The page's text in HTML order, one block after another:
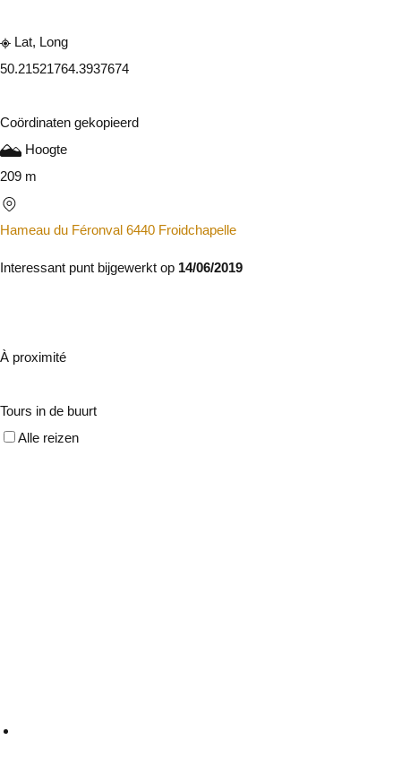
Lat, Long
50.21521764.3937674
Coördinaten gekopieerd
Hoogte
209 m
Hameau du Féronval 6440 Froidchapelle
Interessant punt bijgewerkt op 14/06/2019
À proximité
Tours in de buurt
Alle reizen